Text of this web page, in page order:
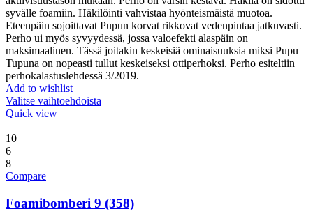
syvälle foamiin. Häkilöinti vahvistaa hyönteismäistä muotoa.
Eteenpäin sojoittavat Pupun korvat rikkovat vedenpintaa jatkuvasti.
Perho ui myös syvyydessä, jossa valoefekti alaspäin on
maksimaalinen. Tässä joitakin keskeisiä ominaisuuksia miksi Pupu
Tupuna on nopeasti tullut keskeiseksi ottiperhoksi. Perho esiteltiin
perhokalastuslehdessä 3/2019.
Add to wishlist
Valitse vaihtoehdoista
Quick view
10
6
8
Compare
Foamibomberi 9 (358)